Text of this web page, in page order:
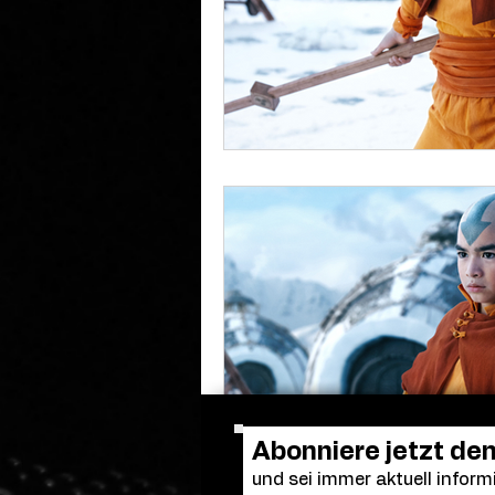
Abonniere jetzt
und sei immer aktuell